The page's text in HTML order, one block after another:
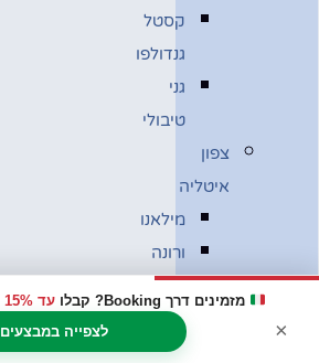
מזמינים דרך Booking? קבלו עד 15% הנחה
לצפייה במבצעים
×
קסטל
גנדולפו
גני
טיבולי
צפון
איטליה
מילאנו
ורונה
ונציה
בולוניה
מוזיאון